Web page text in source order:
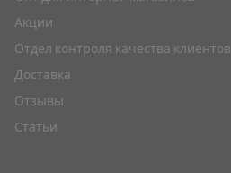
Акции
Отдел контроля качества клиентов
Доставка
Отзывы
Статьи